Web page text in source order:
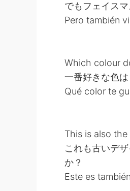
でもフェイス
Pero también
Which colour
一番好きな色は
Qué color te
This is also
これも古いデ
か？
Este es